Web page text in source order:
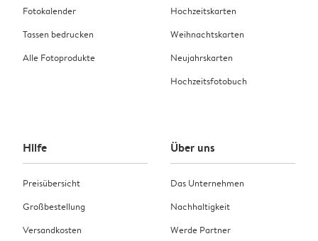
Fotokalender
Tassen bedrucken
Alle Fotoprodukte
Hochzeitskarten
Weihnachtskarten
Neujahrskarten
Hochzeitsfotobuch
Hilfe
Preisübersicht
Großbestellung
Versandkosten
Über uns
Das Unternehmen
Nachhaltigkeit
Werde Partner